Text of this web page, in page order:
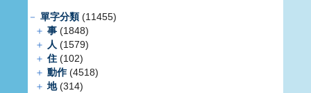
－ 單字分類(11455)
＋ 事 (1848)
＋ 人 (1579)
＋ 住 (102)
＋ 動作(4518)
＋ 地(314)